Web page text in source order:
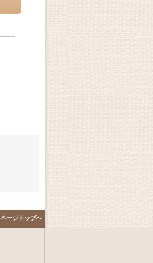
ページトップへ